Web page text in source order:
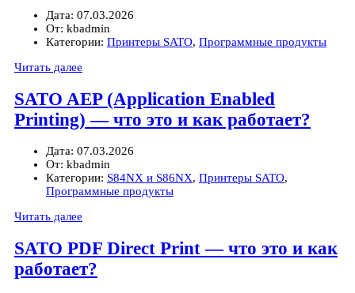
Дата: 07.03.2026
От: kbadmin
Категории: Принтеры SATO, Программные продукты
Читать далее
SATO AEP (Application Enabled
Printing) — что это и как работает?
Дата: 07.03.2026
От: kbadmin
Категории: S84NX и S86NX, Принтеры SATO,
Программные продукты
Читать далее
SATO PDF Direct Print — что это и как
работает?